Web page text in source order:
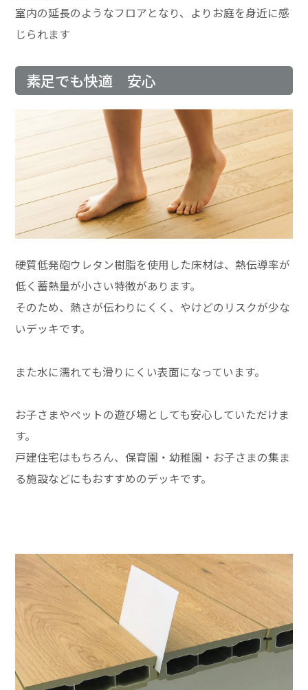
室内の延長のようなフロアとなり、よりお庭を身近に感
じられます
素足でも快適 安心
硬質低発砲ウレタン樹脂を使用した床材は、熱伝導率が
低く蓄熱量が小さい特徴があります。
そのため、熱さが伝わりにくく、やけどのリスクが少な
いデッキです。
また水に濡れても滑りにくい表面になっています。
お子さまやペットの遊び場としても安心していただけま
す。
戸建住宅はもちろん、保育園・幼稚園・お子さまの集ま
る施設などにもおすすめのデッキです。